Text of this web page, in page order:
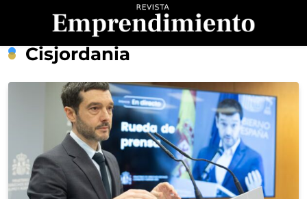
Revista
Emprendimiento
Cisjordania